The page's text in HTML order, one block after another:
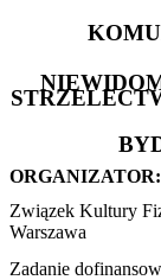
ORGANIZATOR:
Związek Kultury
Warszawa
Zadanie